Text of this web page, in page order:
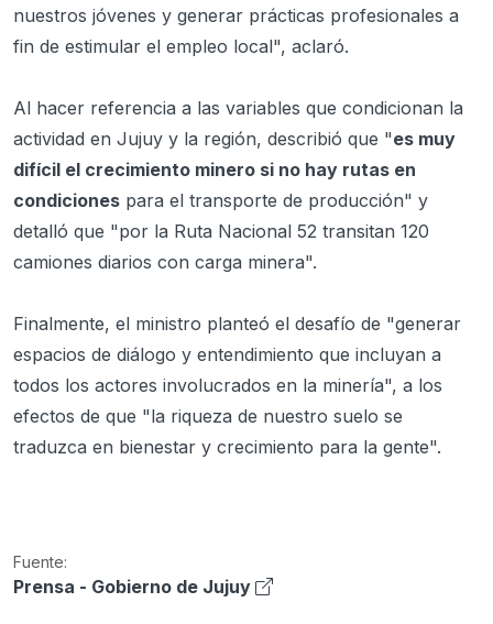
nuestros jóvenes y generar prácticas profesionales a
fin de estimular el empleo local", aclaró.
Al hacer referencia a las variables que condicionan la
actividad en Jujuy y la región, describió que "es muy
difícil el crecimiento minero si no hay rutas en
condiciones para el transporte de producción" y
detalló que "por la Ruta Nacional 52 transitan 120
camiones diarios con carga minera".
Finalmente, el ministro planteó el desafío de "generar
espacios de diálogo y entendimiento que incluyan a
todos los actores involucrados en la minería", a los
efectos de que "la riqueza de nuestro suelo se
traduzca en bienestar y crecimiento para la gente".
Fuente:
Prensa - Gobierno de Jujuy